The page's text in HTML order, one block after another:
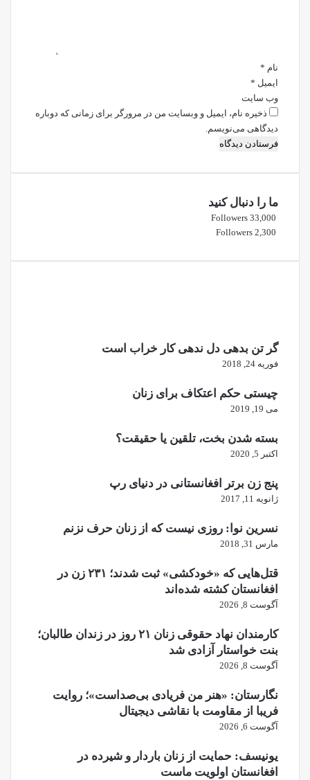
نام *
ایمیل *
وب‌ سایت
ذخیره نام، ایمیل و وبسایت من در مرورگر برای زمانی که دوباره
دیدگاهی می‌نویسم.
ما را دنبال کنید
33,000
Followers
2,300
Followers
گر تن بدهی دل ندهی کار خراب است
فوریه 24, 2018
چیستی حکم اعتکاف برای زنان
می 19, 2019
بسته شدن بخت، تلقین یا حقیقت؟
اکتبر 5, 2020
پنج زن برتر افغانستانی در دنیای رپ
ژانویه 11, 2017
نسرین نوا: روزی نیست که از زنان حرف نزنم
مارس 31, 2018
قتل‌هایی که «خودکشی» ثبت شدند؛ ۲۳۱ زن در
افغانستان کشته شده‌اند
آگوست 8, 2026
کارمندان نهاد حقوقی زنان ۲۱ روز در زندان طالبان؛
بنت خواستار آزادی شد
آگوست 8, 2026
نگارستان: «هنر من فریادی بی‌صداست»؛ روایت
فریبا از مقاومت با نقاشی دیجیتال
آگوست 6, 2026
یونیسف: حمایت از زنان باردار و شیرده در
افغانستان اولویت ماست